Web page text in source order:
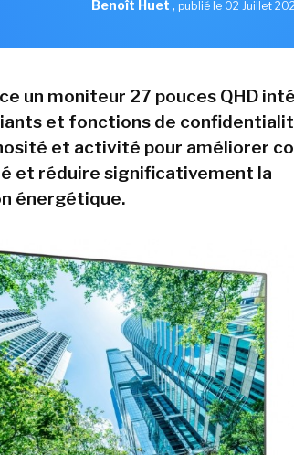
Benoît Huet , publié le 02 Juillet
un moniteur 27 pouces QHD
et fonctions de
et activité pour améliorer
et réduire significativement la
énergétique.